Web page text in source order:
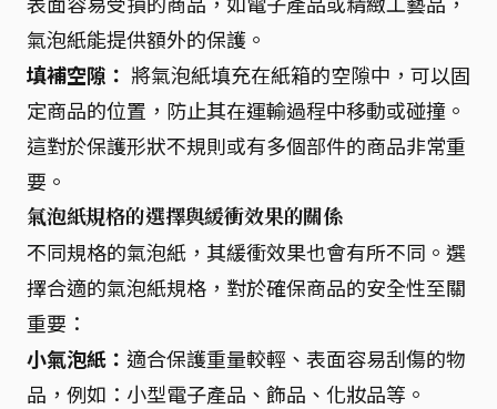
氣泡紙能提供額外的保護。
填補空隙： 將氣泡紙填充在紙箱的空隙中，可以固
定商品的位置，防止其在運輸過程中移動或碰撞。
這對於保護形狀不規則或有多個部件的商品非常重
要。
氣泡紙規格的選擇與緩衝效果的關係
不同規格的氣泡紙，其緩衝效果也會有所不同。選
擇合適的氣泡紙規格，對於確保商品的安全性至關
重要：
小氣泡紙： 適合保護重量較輕、表面容易刮傷的物
品，例如：小型電子產品、飾品、化妝品等。